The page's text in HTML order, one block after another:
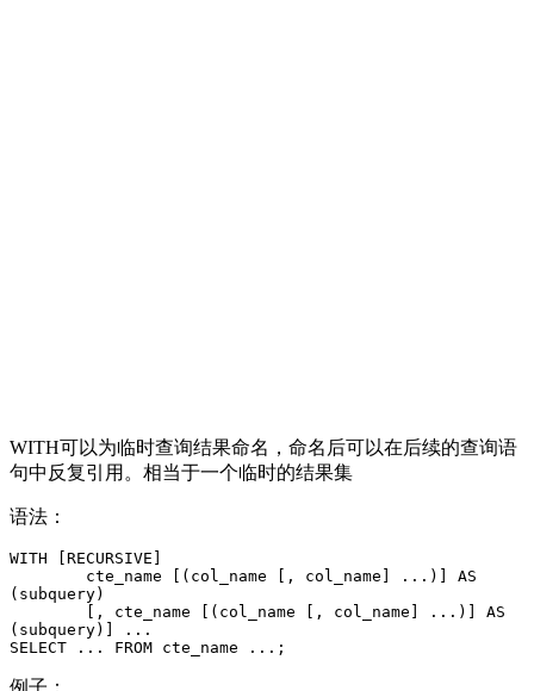
WITH可以为临时查询结果命名，命名后可以在后续的查询语
句中反复引用。相当于一个临时的结果集
语法：
WITH [RECURSIVE]
(subquery)
(subquery)] ...
SELECT ... FROM cte_name ...;